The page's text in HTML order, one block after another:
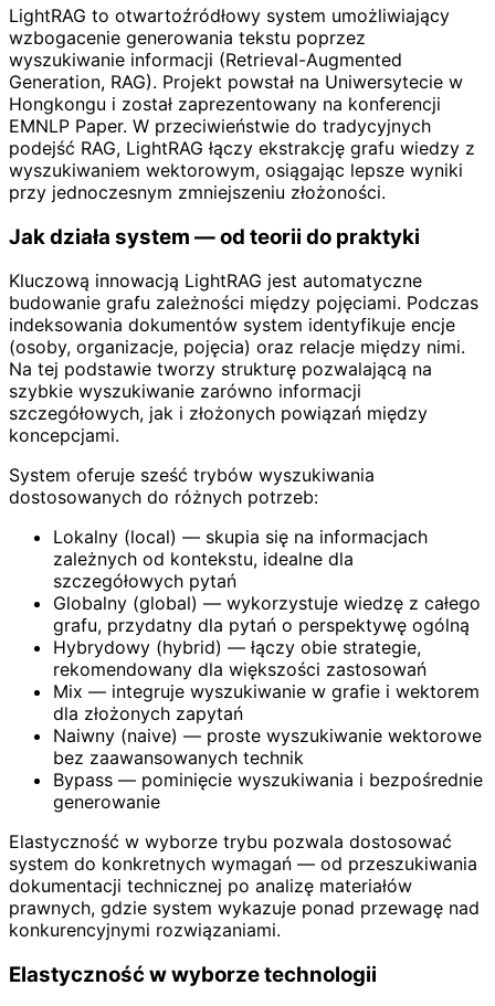
LightRAG to otwartoźródłowy system umożliwiający
wzbogacenie generowania tekstu poprzez
wyszukiwanie informacji (Retrieval-Augmented
Generation, RAG). Projekt powstał na Uniwersytecie w
Hongkongu i został zaprezentowany na konferencji
EMNLP Paper. W przeciwieństwie do tradycyjnych
podejść RAG, LightRAG łączy ekstrakcję grafu wiedzy z
wyszukiwaniem wektorowym, osiągając lepsze wyniki
przy jednoczesnym zmniejszeniu złożoności.
Jak działa system — od teorii do praktyki
Kluczową innowacją LightRAG jest automatyczne
budowanie grafu zależności między pojęciami. Podczas
indeksowania dokumentów system identyfikuje encje
(osoby, organizacje, pojęcia) oraz relacje między nimi.
Na tej podstawie tworzy strukturę pozwalającą na
szybkie wyszukiwanie zarówno informacji
szczegółowych, jak i złożonych powiązań między
koncepcjami.
System oferuje sześć trybów wyszukiwania
dostosowanych do różnych potrzeb:
Lokalny (local) — skupia się na informacjach
zależnych od kontekstu, idealne dla
szczegółowych pytań
Globalny (global) — wykorzystuje wiedzę z całego
grafu, przydatny dla pytań o perspektywę ogólną
Hybrydowy (hybrid) — łączy obie strategie,
rekomendowany dla większości zastosowań
Mix — integruje wyszukiwanie w grafie i wektorem
dla złożonych zapytań
Naiwny (naive) — proste wyszukiwanie wektorowe
bez zaawansowanych technik
Bypass — pominięcie wyszukiwania i bezpośrednie
generowanie
Elastyczność w wyborze trybu pozwala dostosować
system do konkretnych wymagań — od przeszukiwania
dokumentacji technicznej po analizę materiałów
prawnych, gdzie system wykazuje ponad przewagę nad
konkurencyjnymi rozwiązaniami.
Elastyczność w wyborze technologii